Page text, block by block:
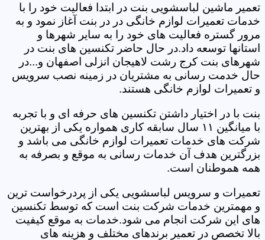
تعمیر ماشین لباسشویی بنت در ابتدا فعالیت خود را با
خدمات تعمیرات لوازم خانگی در در بنت آغاز نمود و به
مرور گستره فعالیت های خود را به سایر شهرها و
استانها توسعه داد.در حال حاضر تکنسین های بنت در
شهرهای بنت کرج رشت لاهیجان انزلی اصفهان و...در
حال خدمت رسانی به مشتریان در زمینه نصب سرویس
و تعمیرات لوازم خانگی هستند.
بنت با در اختیار داشتن تکنسین های حرفه ای و با تجربه
با میانگین ۱۱ سال سابقه کاری همواره یکی از بهترین
شرکت های خدمات تعمیرات لوازم خانگی می باشد و
بزرگترین هدف آن خدمات رسانی به موقع و بصرفه به
همه هموطنان است.
تعمیرات و سرویس لباسشویی یکی از پردرخواست ترین
و مهمترین خدمات شرکت بنت است که توسط تکنسین
های این شرکت انجام می شود.خدمات به موقع کیفیت
بالا تخصص در تعمیر برندهای مختلف و هزینه های